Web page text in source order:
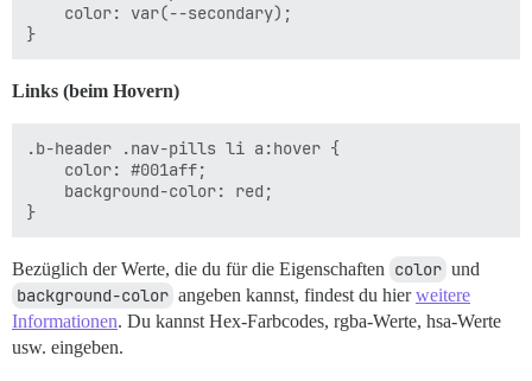
    color: var(--secondary);
Links (beim Hovern)
.b-header .nav-pills li a:hover {
    color: #001aff;
    background-color: red;
Bezüglich der Werte, die du für die Eigenschaften color und
background-color angeben kannst, findest du hierweitere
Informationen. Du kannst Hex-Farbcodes, rgba-Werte, hsa-Werte
usw. eingeben.